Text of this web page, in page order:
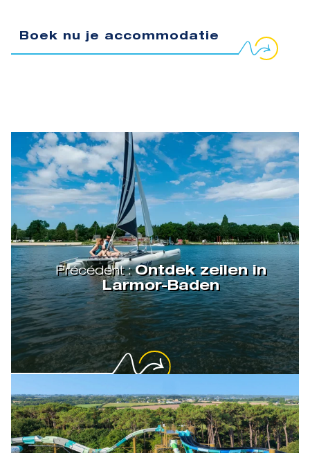
Boek nu je accommodatie
Précédent :Ontdek zeilen in
Larmor-Baden